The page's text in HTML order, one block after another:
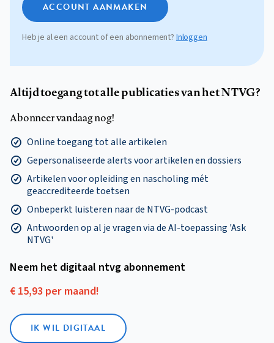
ACCOUNT AANMAKEN
Heb je al een account of een abonnement?Inloggen
Altijd toegang tot alle publicaties van het NTVG?
Abonneer vandaag nog!
Online toegang tot alle artikelen
Gepersonaliseerde alerts voor artikelen en dossiers
Artikelen voor opleiding en nascholing mét
geaccrediteerde toetsen
Onbeperkt luisteren naar de NTVG-podcast
Antwoorden op al je vragen via de AI-toepassing 'Ask
NTVG'
Neem het digitaal ntvg abonnement
€ 15,93 per maand!
IK WIL DIGITAAL